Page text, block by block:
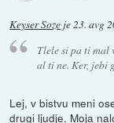
Keyser Soze je 23. avg
Tlele si pa ti mal
al ti ne. Ker, jebi
Lej, v bistvu meni
drugi ljudje. Moja